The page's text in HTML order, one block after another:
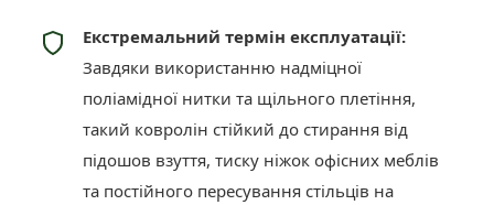
Екстремальний термін експлуатації:
Завдяки використанню надміцної
поліамідної нитки та щільного плетіння,
такий ковролін стійкий до стирання від
підошов взуття, тиску ніжок офісних меблів
та постійного пересування стільців на